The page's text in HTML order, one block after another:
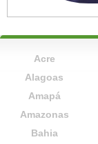
Acre
Alagoas
Amapá
Amazonas
Bahia